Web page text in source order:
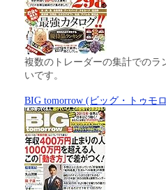
複数のトレーダーの集計でのラ
いです。
BIG tomorrow (ビッグ・トゥモ